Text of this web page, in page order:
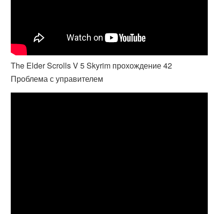
The Elder Scrolls V 5 Skyrim прохождение 42
Проблема с управителем